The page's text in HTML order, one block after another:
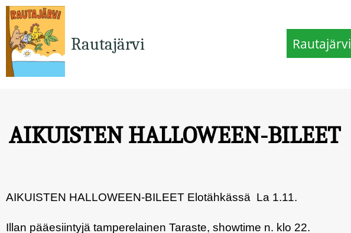
Hyppää
pääsisältöön
Rautajärvi Rautajärvi
AIKUISTEN HALLOWEEN-BILEET
AIKUISTEN HALLOWEEN-BILEET Elotähkässä La 1.11.
Illan pääesiintyjä tamperelainen Taraste, showtime n. klo 22.